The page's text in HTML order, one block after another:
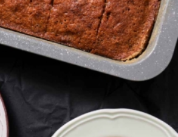
χωρίς σιρόπι
χωρίς σιρόπι, χωρίς γλουτένη.
εύκολη συνταγή για αυτό το
η καλοκαιρινή εκδοχή είναι
με παγωτό βανίλια και να